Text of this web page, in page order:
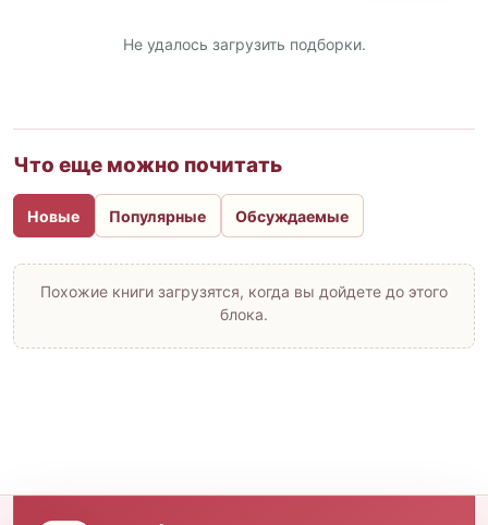
Не удалось загрузить подборки.
Что еще можно почитать
Новые Популярные Обсуждаемые
Похожие книги загрузятся, когда вы дойдете до этого
блока.